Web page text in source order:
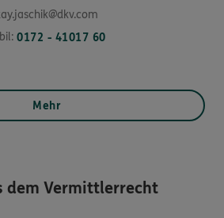
0172 - 41017 60
Mehr
dem Vermittlerrecht